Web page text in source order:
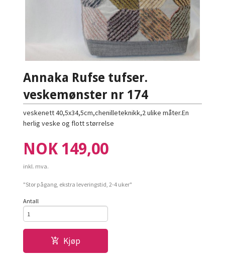
Annaka Rufse tufser.
veskemønster nr 174
veskenett 40,5x34,5cm,chenilleteknikk,2 ulike måter.En
herlig veske og flott størrelse
Pris
NOK 149,00
inkl. mva.
"Stor pågang, ekstra leveringstid, 2-4 uker"
Antall
Kjøp